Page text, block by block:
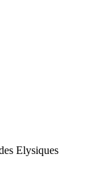
Elysiques